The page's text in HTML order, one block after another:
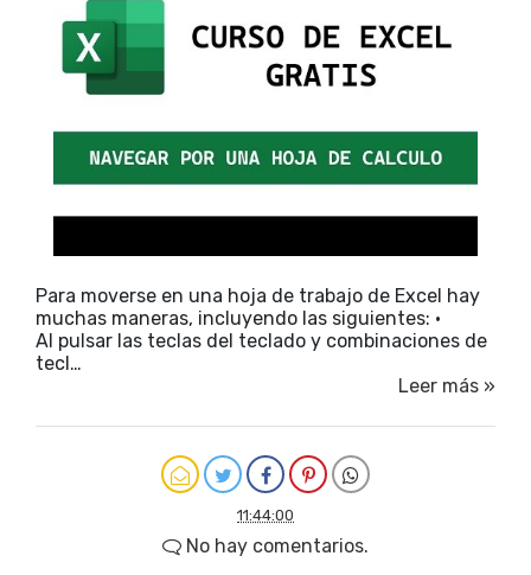
Para moverse en una hoja de trabajo de Excel hay
muchas maneras, incluyendo las siguientes: ·
Al pulsar las teclas del teclado y combinaciones de
tecl…
Leer más »
11:44:00
No hay comentarios.